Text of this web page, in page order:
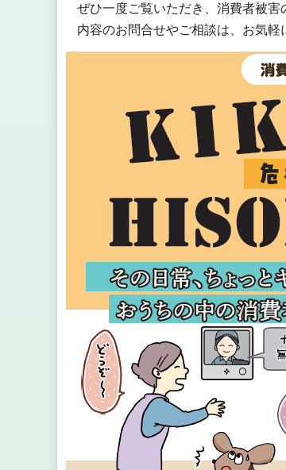
ぜひ一度ご覧いただき、消費者被害
内容のお問合せやご相談は、お気軽